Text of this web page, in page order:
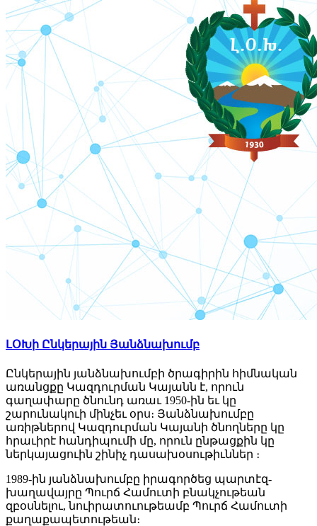
ԼՕԽի Ընկերային Յանձնախումբ
Ընկերային յանձնախումբի ծրագիրին հիմնական
առանցքը Կազդուրման Կայանն է, որուն
գաղափարը ծնունդ առաւ 1950-ին եւ կը
շարունակուի մինչեւ օրս։ Յանձնախումբը
առիթներով Կազդուրման Կայանի ծնողները կը
հրաւիրէ հանդիպումի մը, որուն ընթացքին կը
ներկայացուին շինիչ դասախօսութիւններ ։
1989-ին յանձնախումբը իրագործեց պարտէզ-
խաղավայրը Պուրճ Համուտի բնակչութեան
զբօսնելու, նուիրատուութեամբ Պուրճ Համուտի
քաղաքապետութեան։